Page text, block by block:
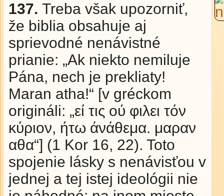
137. Treba však upozorniť,
že biblia obsahuje aj
sprievodné nenávistné
prianie: „Ak niekto nemiluje
Pána, nech je prekliaty!
Maran atha!“ [v gréckom
origináli: „εί τις ού φιλει τόν
κύριον, ήτω άνάθεμα. μαραν
αθα“] (1 Kor 16, 22). Toto
spojenie lásky s nenávisťou v
jednej a tej istej ideológii nie